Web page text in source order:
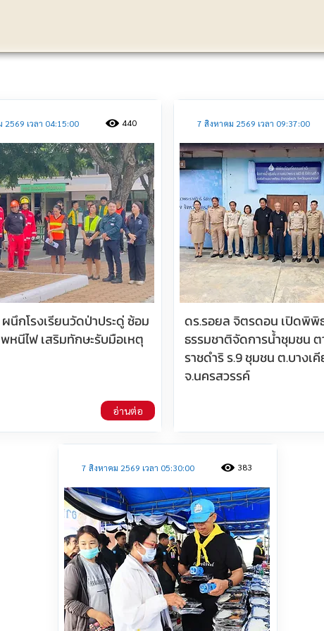
ประชาสัมพันธ์
2569 เวลา 04:15:00
นึกโรงเรียนวัดป่าประดู่ ซ้อม
นีไฟ เสริมทักษะรับมือเหตุ
440
อ่านต่อ
7 สิงหาคม 2569 เวลา 09:37:00
ดร.รอยล จิตรดอน เปิดพิ
ธรรมชาติจัดการน้ำชุมชน
ราชดำริ ร.9 ชุมชน ต.บางเ
จ.นครสวรรค์
7 สิงหาคม 2569 เวลา 05:30:00 383